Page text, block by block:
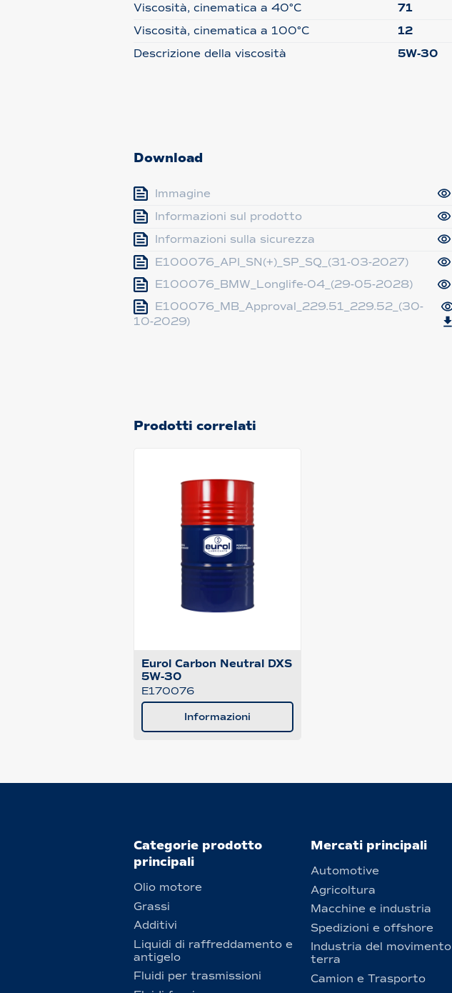
Viscosità, cinematica a 40°C
71
Viscosità, cinematica a 100°C
12
Descrizione della viscosità
5W-30
Download
Immagine
Informazioni sul prodotto
Informazioni sulla sicurezza
E100076_API_SN(+)_SP_SQ_(31-03-2027)
E100076_BMW_Longlife-04_(29-05-2028)
E100076_MB_Approval_229.51_229.52_(30-
10-2029)
Prodotti correlati
Eurol Carbon Neutral DXS
5W-30
E170076
Informazioni
Categorie prodotto
principali
Olio motore
Grassi
Additivi
Liquidi di raffreddamento e
antigelo
Fluidi per trasmissioni
Mercati principali
Automotive
Agricoltura
Macchine e industria
Spedizioni e offshore
Industria del movimento
terra
Camion e Trasporto